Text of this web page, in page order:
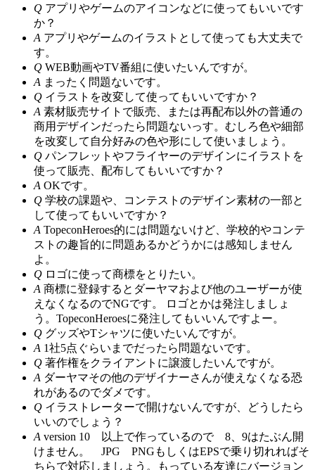
Q アプリやゲームのアイコンなどに使ってもいいです
か？
A アプリやゲームのイラストとして使っても大丈夫で
す。
Q WEB動画やTV番組に使いたいんですが。
A まったく問題ないです。
Q イラストを改変して使ってもいいですか？
A 素材販売サイトで販売、または再配布以外の普通の
商用デザインだったら問題ないっす。むしろ色や細部
を改変して自分好みの色や形にして使いましょう。
Q パンフレットやフライヤーのデザインにイラストを
使って販売、配布してもいいですか？
A OKです。
Q 学校の課題や、コンテストのデザイン素材の一部と
して使ってもいいですか？
A TopeconHeroes的には問題ないけど、学校的やコンテ
ストの趣旨的に問題あるかどうかには感知しません
よ。
Q ロゴに使って商標をとりたい。
A 商標に登録するとダーヤマおよび他のユーザーが使
えなくなるのでNGです。 ロゴとかは発注しましょ
う。TopeconHeroesに発注してもいいんですよー。
Q グッズやTシャツに使いたいんですが。
A 1社5点ぐらいまでだったら問題ないです。
Q 著作権をクライアントに譲渡したいんですが。
A ダーヤマその他のデザイナーさんが使えなくなる恐
れがあるのでダメです。
Q イラストレーターで開けないんですが、どうしたら
いいのでしょう？
A version 10 以上で作っているので 8、9はたぶん開
けません。 JPG PNGもしくはEPSで乗り切れればそ
ちらで対応しましょう。もっている友達にバージョン